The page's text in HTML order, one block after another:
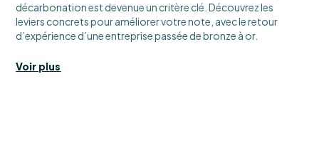
décarbonation est devenue un critère clé. Découvrez les
leviers concrets pour améliorer votre note, avec le retour
d’expérience d’une entreprise passée de bronze à or.
Voir plus